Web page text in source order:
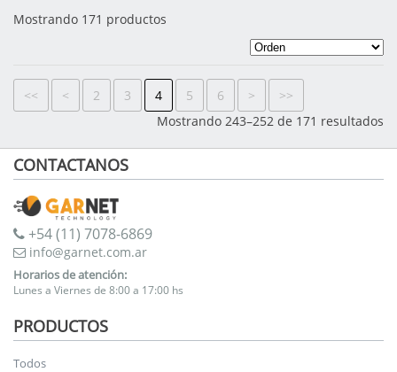
Mostrando 171 productos
<< < 2 3 4 5 6 >
>>
Mostrando 243–252 de 171 resultados
CONTACTANOS
+54 (11) 7078-6869
info@garnet.com.ar
Horarios de atención:
Lunes a Viernes de 8:00 a 17:00 hs
PRODUCTOS
Todos